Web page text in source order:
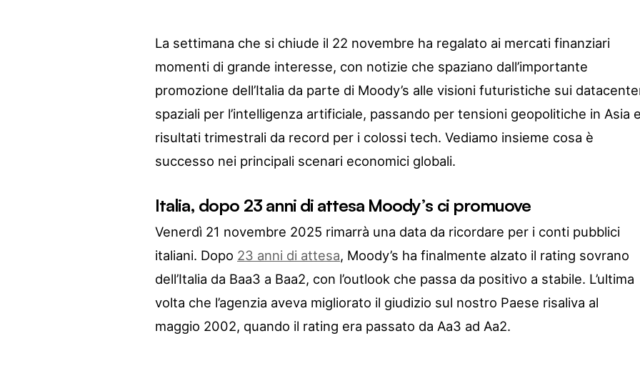
La settimana che si chiude il 22 novembre ha regalato ai mercati finanziari
momenti di grande interesse, con notizie che spaziano dall’importante
promozione dell’Italia da parte di Moody’s alle visioni futuristiche sui
spaziali per l’intelligenza artificiale, passando per tensioni geopolitiche in Asia
risultati trimestrali da record per i colossi tech. Vediamo insieme cosa è
successo nei principali scenari economici globali.
Italia, dopo 23 anni di attesa Moody’s ci promuove
Venerdì 21 novembre 2025 rimarrà una data da ricordare per i conti pubblici
italiani. Dopo 23 anni di attesa, Moody’s ha finalmente alzato il rating sovrano
dell’Italia da Baa3 a Baa2, con l’outlook che passa da positivo a stabile. L’ultima
volta che l’agenzia aveva migliorato il giudizio sul nostro Paese risaliva al
maggio 2002, quando il rating era passato da Aa3 ad Aa2.